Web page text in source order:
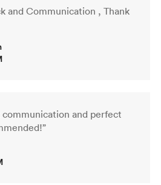
and Communication , Thank
and perfect